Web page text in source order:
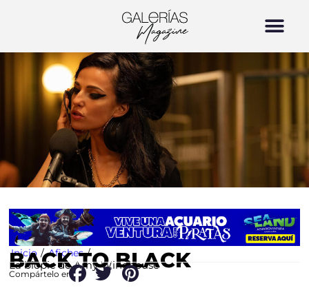
Inicio / Afiches /
BACK TO BLACK
La biopic de Amy Winehouse
Compártelo en: